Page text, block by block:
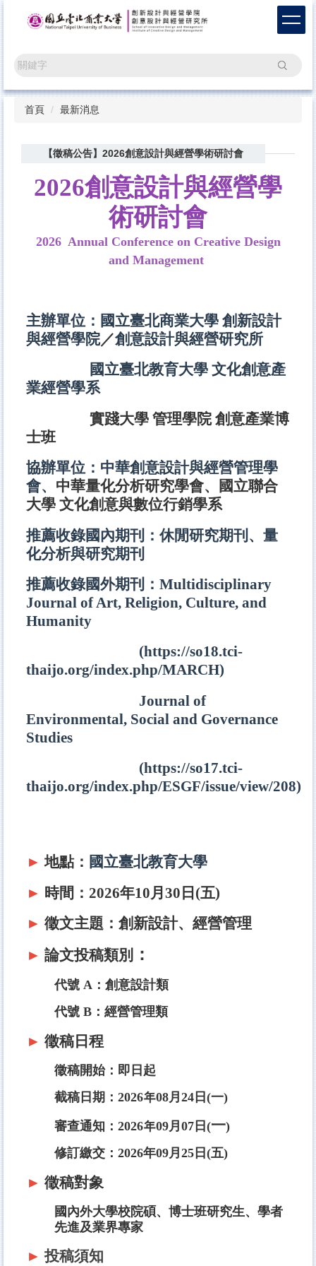
區
搜尋
首頁 最新消息
【徵稿公告】2026創意設計與經營學術研討會
2026創意設計與經營學
術研討會
2026 Annual Conference on Creative Design
and Management
主辦單位：國立臺北商業大學 創新設計
與經營學院／創意設計與經營研究所
國立臺北教育大學 文化創意產
業經營學系
實踐大學 管理學院 創意產業博
士班
協辦單位：中華創意設計與經營管理學
會、 中華量化分析研究學會、國立聯合
大學 文化創意與數位行銷學系
推薦收錄國內期刊 ：休閒研究期刊、量
化分析與研究期刊
推薦收錄國外期刊 ： Multidisciplinary
Journal of Art, Religion, Culture, and
Humanity
(https://so18.tci-
thaijo.org/index.php/MARCH)
Journal of
Environmental, Social and Governance
Studies
(https://so17.tci-
thaijo.org/index.php/ESGF/issue/view/208)
►地點： 國立臺北教育大學
► 時間：2026年10月30日(五)
► 徵文主題：創新設計、經營管理
► 論文投稿類別 ：
代號 A：創意設計類
代號 B：經營管理類
► 徵稿日程
徵稿開始：即日起
截稿日期：2026年08月24日(一)
審查通知：2026年09月07日(一)
修訂繳交：2026年09月25日(五)
► 徵稿對象
國內外大學校院碩、博士班研究生、學者
先進及業界專家
►投稿須知